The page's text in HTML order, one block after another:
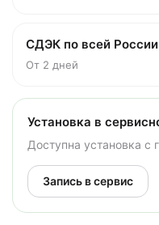
СДЭК по всей России
От 2 дней
Установка в
Доступна установка с
Запись в сервис